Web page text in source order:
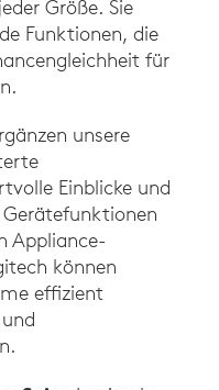
Größe. Sie
Funktionen, die
für
unsere
Einblicke und
Appliance-
können
effizient